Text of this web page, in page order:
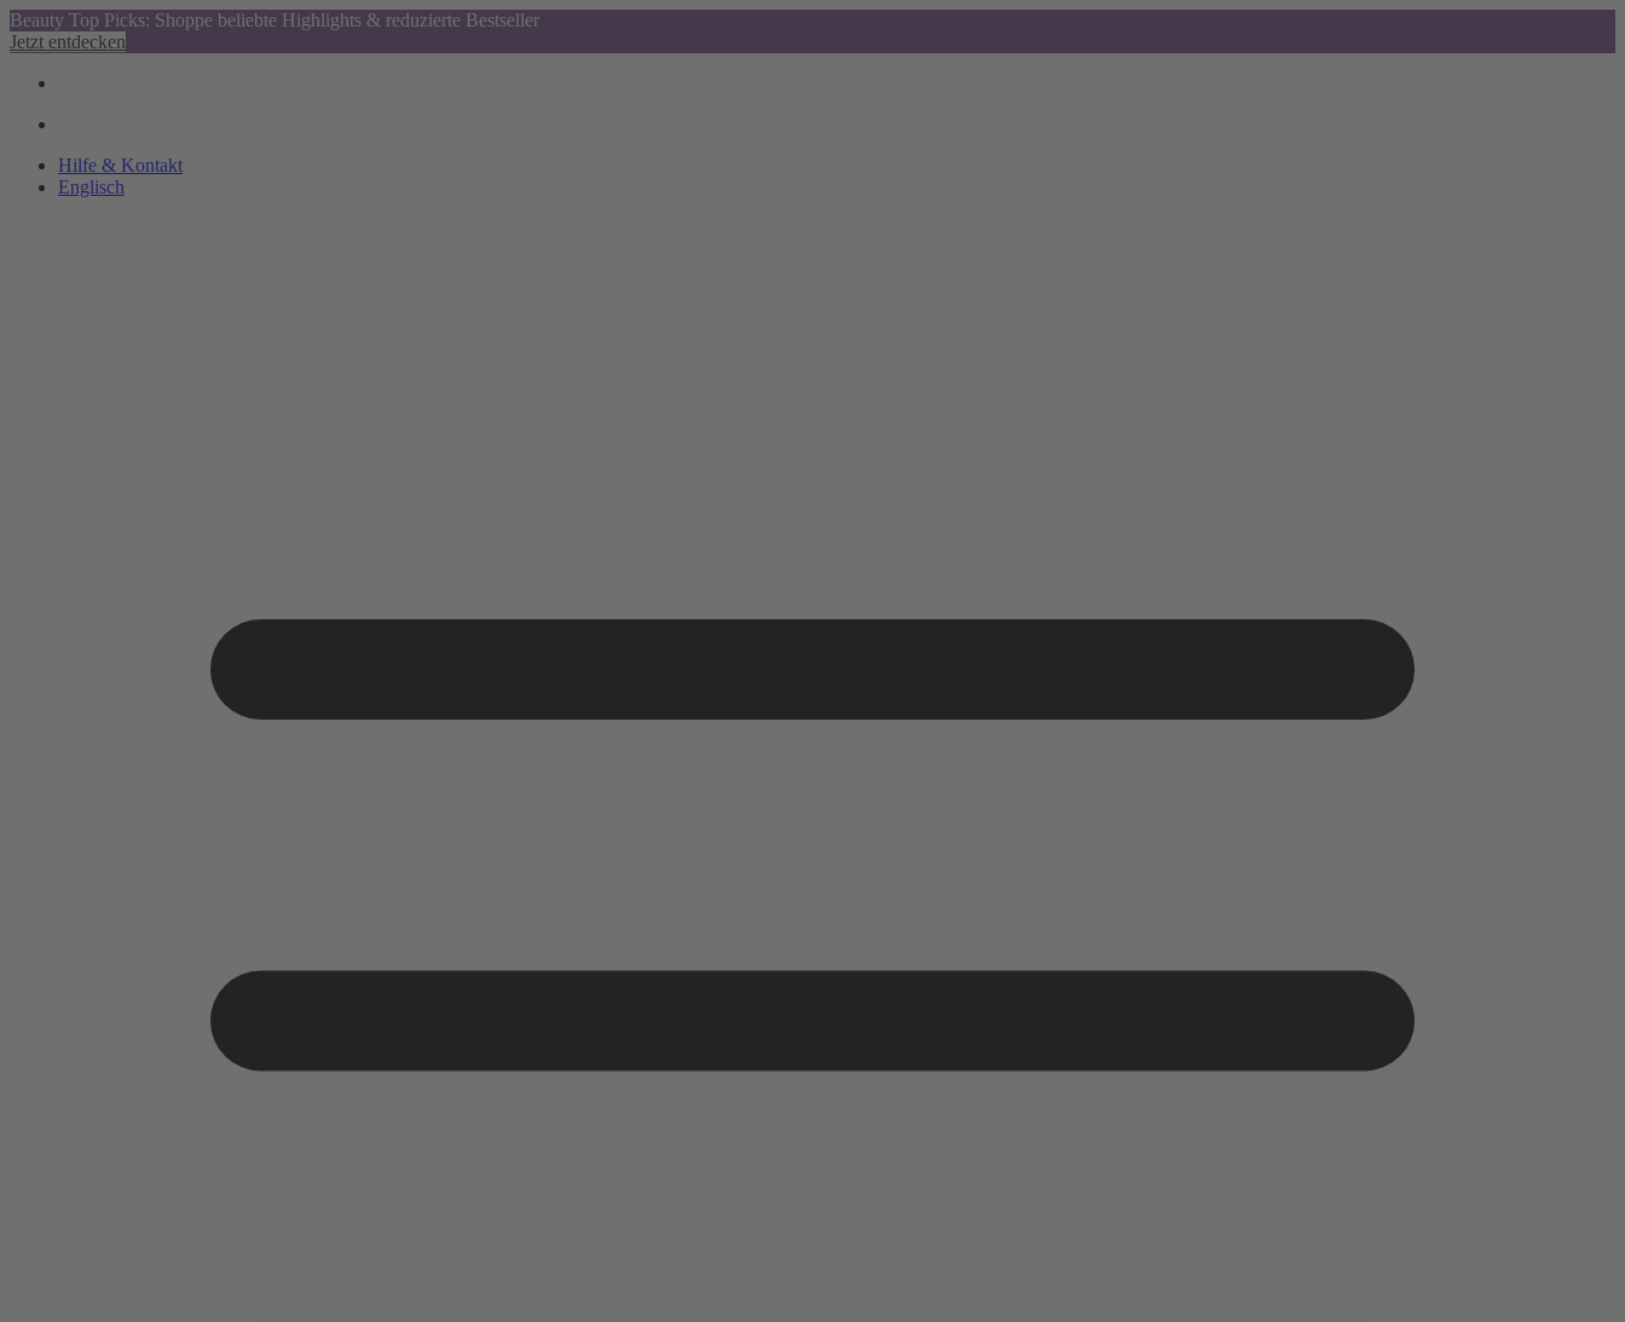
Beauty Top Picks: Shoppe beliebte Highlights & reduzierte Bestseller
Jetzt entdecken
Hilfe & Kontakt
Englisch